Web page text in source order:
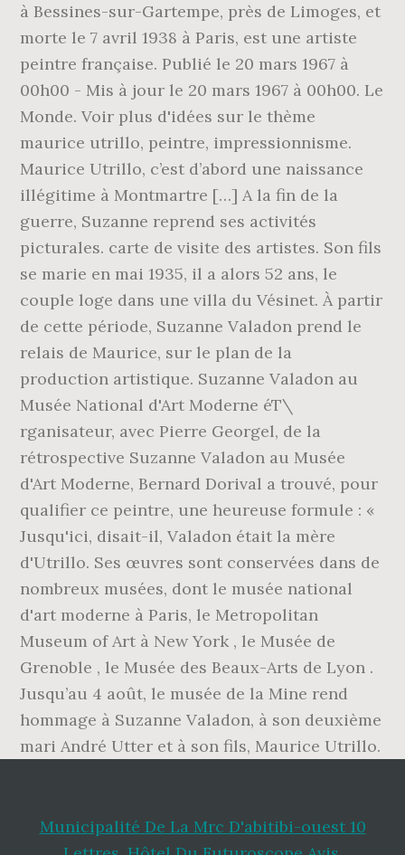
à Bessines-sur-Gartempe, près de Limoges, et
morte le 7 avril 1938 à Paris, est une artiste
peintre française. Publié le 20 mars 1967 à
00h00 - Mis à jour le 20 mars 1967 à 00h00. Le
Monde. Voir plus d'idées sur le thème
maurice utrillo, peintre, impressionnisme.
Maurice Utrillo, c’est d’abord une naissance
illégitime à Montmartre […] A la fin de la
guerre, Suzanne reprend ses activités
picturales. carte de visite des artistes. Son fils
se marie en mai 1935, il a alors 52 ans, le
couple loge dans une villa du Vésinet. À partir
de cette période, Suzanne Valadon prend le
relais de Maurice, sur le plan de la
production artistique. Suzanne Valadon au
Musée National d'Art Moderne éT\
rganisateur, avec Pierre Georgel, de la
rétrospective Suzanne Valadon au Musée
d'Art Moderne, Bernard Dorival a trouvé, pour
qualifier ce peintre, une heureuse formule : «
Jusqu'ici, disait-il, Valadon était la mère
d'Utrillo. Ses œuvres sont conservées dans de
nombreux musées, dont le musée national
d'art moderne à Paris, le Metropolitan
Museum of Art à New York , le Musée de
Grenoble , le Musée des Beaux-Arts de Lyon .
Jusqu’au 4 août, le musée de la Mine rend
hommage à Suzanne Valadon, à son deuxième
mari André Utter et à son fils, Maurice Utrillo.
Municipalité De La Mrc D'abitibi-ouest 10